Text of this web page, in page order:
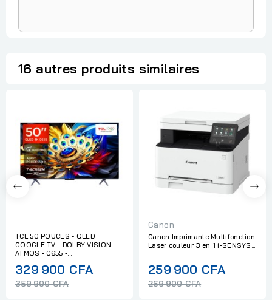
16 autres produits similaires
TCL 50 POUCES - QLED
GOOGLE TV - DOLBY VISION
ATMOS - C655 -...
329 900 CFARegular
359 900 CFA
Canon
Canon Imprimante Multifonction
Laser couleur 3 en 1 i-SENSYS...
259 900 CFARegular
269 900 CFA